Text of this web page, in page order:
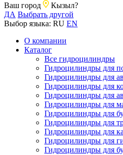
Ваш город
Кызыл?
ДА Выбрать другой
Выбор языка: RU EN
О компании
Каталог
Все гидроцилиндры
Гидроцилиндры для
Гидроцилиндры для
Гидроцилиндры для
Гидроцилиндры для
Гидроцилиндры для
Гидроцилиндры для
Гидроцилиндры для
Гидроцилиндры для
Гидроцилиндры для
Гидроцилиндры для